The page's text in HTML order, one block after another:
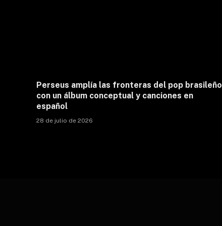
Perseus amplía las fronteras del pop brasileño
con un álbum conceptual y canciones en
español
28 de julio de 2026